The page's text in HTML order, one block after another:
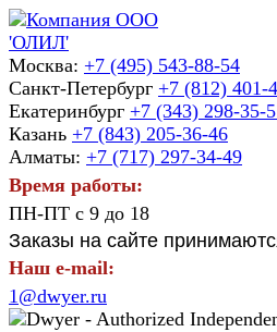
Москва: +7 (495) 543-88-54
Санкт-Петербург +7 (812) 401-
Екатеринбург +7 (343) 298-35-
Казань +7 (843) 205-36-46
Алматы: +7 (717) 297-34-49
Время работы:
ПН-ПТ с 9 до 18
Заказы на сайте
Наш e-mail:
1@dwyer.ru